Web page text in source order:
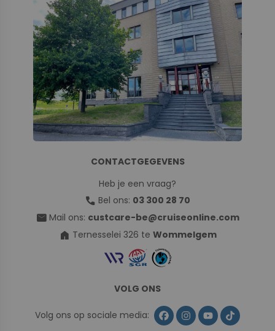
CONTACTGEGEVENS
Heb je een vraag?
call Bel ons: 03 300 28 70
mail Mail ons: custcare-be@cruiseonline.com
home Ternesselei 326 te Wommelgem
VOLG ONS
Volg ons op sociale media: